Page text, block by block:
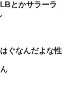
とかサラーラ
ぐなんだよな性